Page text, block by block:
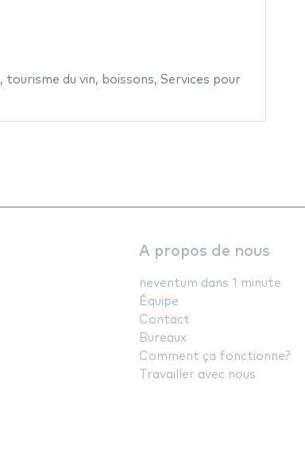
, tourisme du vin, boissons, Services pour
A propos de nous
neventum dans 1 minute
Équipe
Contact
Bureaux
Comment ça fonctionne?
Travailler avec nous